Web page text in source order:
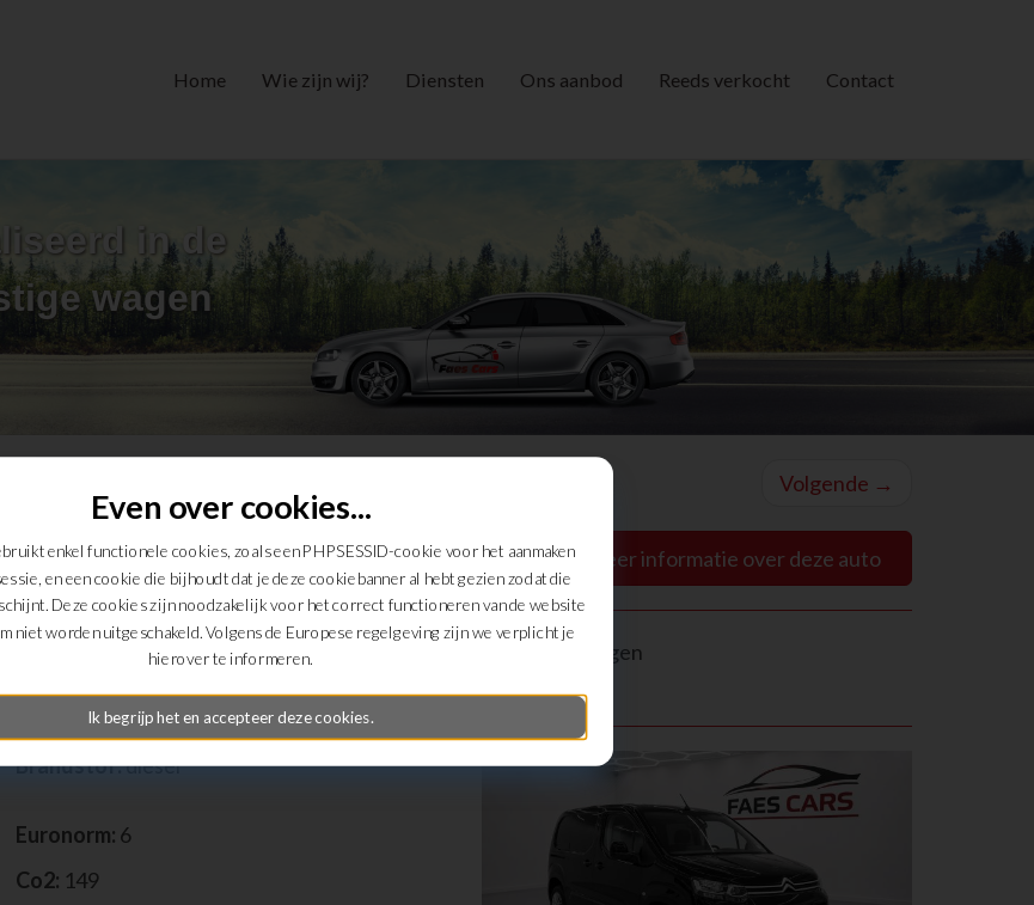
Home Wie zijn wij? Diensten Ons aanbod Reeds verkocht Contact
in de
wagen
Volgende →
Ik wens meer informatie over deze auto
Deel deze wagen
Transmissie:automaat
Brandstof:diesel
Euronorm: 6
Co2: 149
Even over cookies...
enkel functionele cookies, zoals een PHPSESSID-cookie voor het aanmaken
en een cookie die bijhoudt dat je deze cookiebanner al hebt gezien zodat die
Deze cookies zijn noodzakelijk voor het correct functioneren van de website
niet worden uitgeschakeld. Volgens de Europese regelgeving zijn we verplicht je
hierover te informeren.
Ik begrijp het en accepteer deze cookies.